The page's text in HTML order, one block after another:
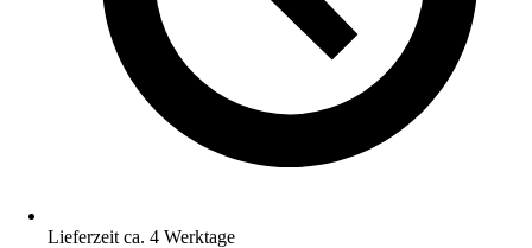
Lieferzeit ca. 4 Werktage